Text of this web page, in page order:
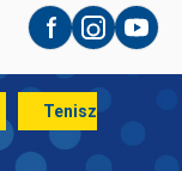
Facebook
Instagram
Tenisz